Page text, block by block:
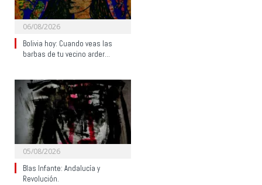
06/08/2026
Bolivia hoy: Cuando veas las
barbas de tu vecino arder…
05/08/2026
Blas Infante: Andalucía y
Revolución.